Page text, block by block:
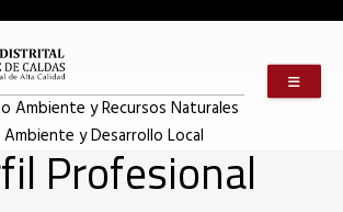
Ambiente y Recursos Naturales
Ambiente y Desarrollo Local
Profesional